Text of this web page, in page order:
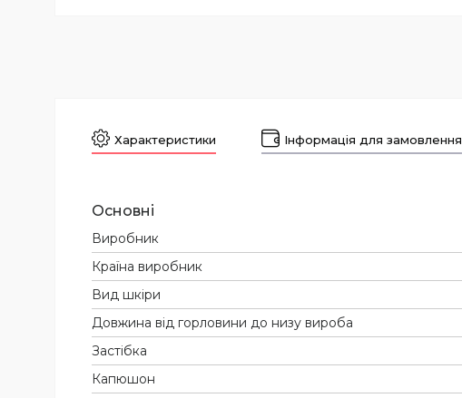
Характеристики Інформація для замовлення
Основні
Виробник
Країна виробник
Вид шкіри
Довжина від горловини до низу вироба
Застібка
Капюшон